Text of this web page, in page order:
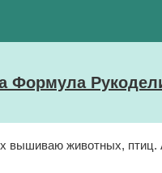
вышиваю животных, птиц.